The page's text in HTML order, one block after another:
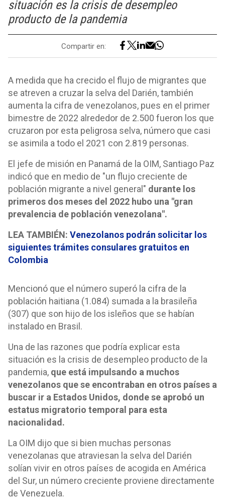
situación es la crisis de desempleo
producto de la pandemia
Compartir en:
A medida que ha crecido el flujo de migrantes que
se atreven a cruzar la selva del Darién, también
aumenta la cifra de venezolanos, pues en el primer
bimestre de 2022 alrededor de 2.500 fueron los que
cruzaron por esta peligrosa selva, número que casi
se asimila a todo el 2021 con 2.819 personas.
El jefe de misión en Panamá de la OIM, Santiago Paz
indicó que en medio de "un flujo creciente de
población migrante a nivel general" durante los
primeros dos meses del 2022 hubo una "gran
prevalencia de población venezolana".
LEA TAMBIÉN: Venezolanos podrán solicitar los
siguientes trámites consulares gratuitos en
Colombia
Mencionó que el número superó la cifra de la
población haitiana (1.084) sumada a la brasileña
(307) que son hijo de los isleños que se habían
instalado en Brasil.
Una de las razones que podría explicar esta
situación es la crisis de desempleo producto de la
pandemia, que está impulsando a muchos
venezolanos que se encontraban en otros países a
buscar ir a Estados Unidos, donde se aprobó un
estatus migratorio temporal para esta
nacionalidad.
La OIM dijo que si bien muchas personas
venezolanas que atraviesan la selva del Darién
solían vivir en otros países de acogida en América
del Sur, un número creciente proviene directamente
de Venezuela.